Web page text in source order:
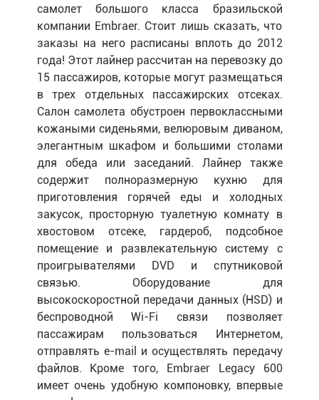
самолет большого класса бразильской
компании Embraer. Стоит лишь сказать, что
заказы на него расписаны вплоть до 2012
года! Этот лайнер рассчитан на перевозку до
15 пассажиров, которые могут размещаться
в трех отдельных пассажирских отсеках.
Салон самолета обустроен первоклассными
кожаными сиденьями, велюровым диваном,
элегантным шкафом и большими столами
для обеда или заседаний. Лайнер также
содержит полноразмерную кухню для
приготовления горячей еды и холодных
закусок, просторную туалетную комнату в
хвостовом отсеке, гардероб, подсобное
помещение и развлекательную систему с
проигрывателями DVD и спутниковой
связью. Оборудование для
высокоскоростной передачи данных (HSD) и
беспроводной Wi-Fi связи позволяет
пассажирам пользоваться Интернетом,
отправлять e-mail и осуществлять передачу
файлов. Кроме того, Embraer Legacy 600
имеет очень удобную компоновку, впервые